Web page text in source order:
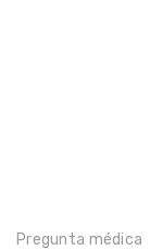
Pregunta médica